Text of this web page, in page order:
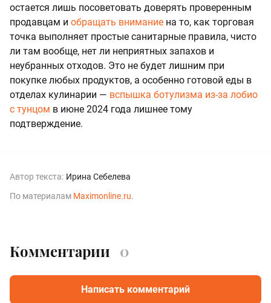
остается лишь посоветовать доверять проверенным
продавцам и обращать внимание на то, как торговая
точка выполняет простые санитарные правила, чисто
ли там вообще, нет ли неприятных запахов и
неубранных отходов. Это не будет лишним при
покупке любых продуктов, а особенно готовой еды в
отделах кулинарии — вспышка ботулизма из-за лобио
с тунцом в июне 2024 года лишнее тому
подтверждение.
Автор текста: Ирина Себелева
По материалам Maximonline.ru.
Комментарии 0
Написать комментарий